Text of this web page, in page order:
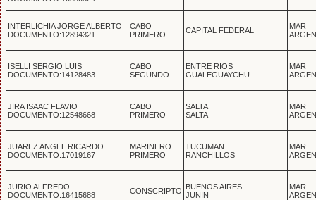
INTERLICHIA JORGE ALBERTO
DOCUMENTO:12894321
CABO
PRIMERO
CAPITAL FEDERAL
MAR
ISELLI SERGIO LUIS
DOCUMENTO:14128483
CABO
SEGUNDO
ENTRE RIOS
GUALEGUAYCHU
MAR
JIRA ISAAC FLAVIO
DOCUMENTO:12548668
CABO
PRIMERO
SALTA
SALTA
MAR
JUAREZ ANGEL RICARDO
DOCUMENTO:17019167
MARINERO
PRIMERO
TUCUMAN
RANCHILLOS
MAR
JURIO ALFREDO
DOCUMENTO:16415688
CONSCRIPTO BUENOS AIRES
JUNIN
MAR